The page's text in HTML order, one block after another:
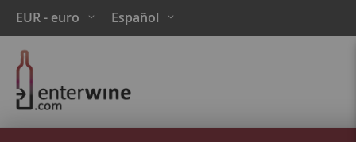
Ir
al
contenido
Moneda
EUR - euro Lenguaje
Español